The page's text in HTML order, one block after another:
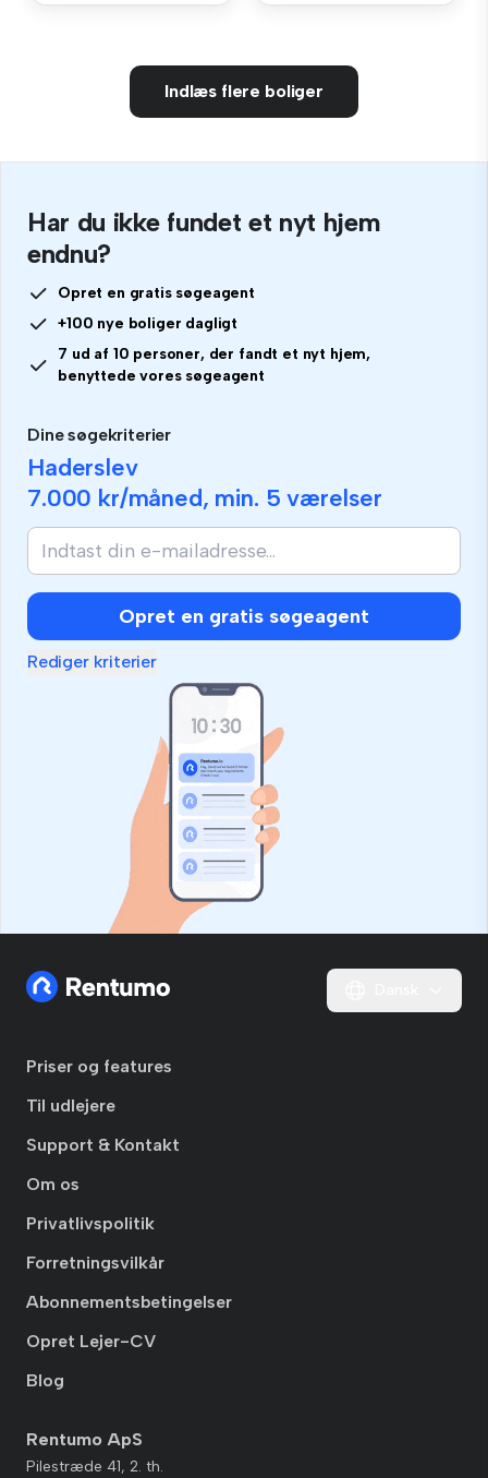
Indlæs flere boliger
Har du ikke fundet et nyt hjem
endnu?
Opret en gratis søgeagent
+100 nye boliger dagligt
7 ud af 10 personer, der fandt et nyt hjem,
benyttede vores søgeagent
Dine søgekriterier
Haderslev
7.000 kr/måned, min. 5 værelser
Opret en gratis søgeagent
Rediger kriterier
Priser og features
Til udlejere
Support & Kontakt
Om os
Privatlivspolitik
Forretningsvilkår
Abonnementsbetingelser
Opret Lejer-CV
Blog
Rentumo ApS
Pilestræde 41, 2. th.